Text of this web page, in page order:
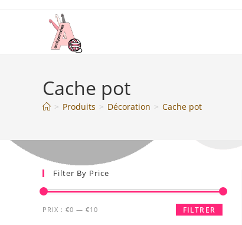
Cache pot
> Produits > Décoration > Cache pot
Filter By Price
FILTRER
PRIX : €0 — €10